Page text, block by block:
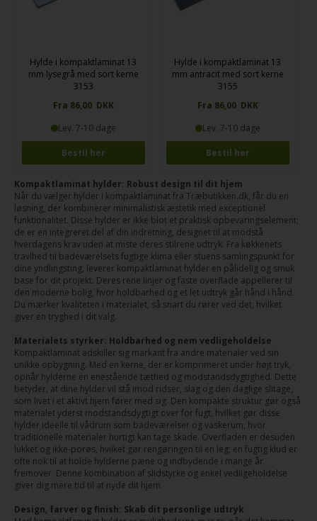
Hylde i kompaktlaminat 13
mm lysegrå med sort kerne
3153
Fra 86,00 DKK
Lev. 7-10 dage
Bestil her
Hylde i kompaktlaminat 13
mm antracit med sort kerne
3155
Fra 86,00 DKK
Lev. 7-10 dage
Bestil her
Kompaktlaminat hylder: Robust design til dit hjem
Når du vælger hylder i kompaktlaminat fra Træbutikken.dk, får du en
løsning, der kombinerer minimalistisk æstetik med exceptionel
funktionalitet. Disse hylder er ikke blot et praktisk opbevaringselement;
de er en integreret del af din indretning, designet til at modstå
hverdagens krav uden at miste deres stilrene udtryk. Fra køkkenets
travlhed til badeværelsets fugtige klima eller stuens samlingspunkt for
dine yndlingsting, leverer kompaktlaminat hylder en pålidelig og smuk
base for dit projekt. Deres rene linjer og faste overflade appellerer til
den moderne bolig, hvor holdbarhed og et let udtryk går hånd i hånd.
Du mærker kvaliteten i materialet, så snart du rører ved det, hvilket
giver en tryghed i dit valg.
Materialets styrker: Holdbarhed og nem vedligeholdelse
Kompaktlaminat adskiller sig markant fra andre materialer ved sin
unikke opbygning. Med en kerne, der er komprimeret under højt tryk,
opnår hylderne en enestående tæthed og modstandsdygtighed. Dette
betyder, at dine hylder vil stå imod ridser, slag og den daglige slitage,
som livet i et aktivt hjem fører med sig. Den kompakte struktur gør også
materialet yderst modstandsdygtigt over for fugt, hvilket gør disse
hylder ideelle til vådrum som badeværelser og vaskerum, hvor
traditionelle materialer hurtigt kan tage skade. Overfladen er desuden
lukket og ikke-porøs, hvilket gør rengøringen til en leg; en fugtig klud er
ofte nok til at holde hylderne pæne og indbydende i mange år
fremover. Denne kombination af slidstyrke og enkel vedligeholdelse
giver dig mere tid til at nyde dit hjem.
Design, farver og finish: Skab dit personlige udtryk